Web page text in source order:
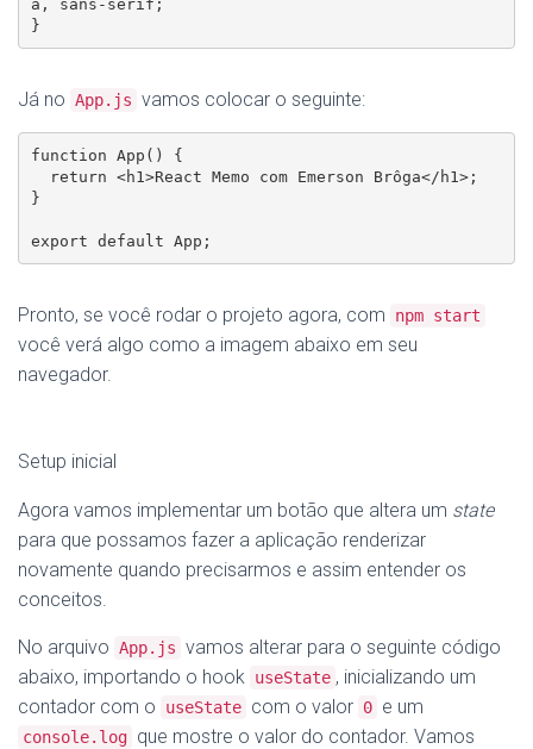
a, sans-serif;
}
Já no App.js vamos colocar o seguinte:
function App() {
}
export default App;
Pronto, se você rodar o projeto agora, com npm start
você verá algo como a imagem abaixo em seu
navegador.
Setup inicial
Agora vamos implementar um botão que altera um state
para que possamos fazer a aplicação renderizar
novamente quando precisarmos e assim entender os
conceitos.
No arquivo App.js vamos alterar para o seguinte código
abaixo, importando o hook useState , inicializando um
contador com o
useState com o valor 0 e um
console.log que mostre o valor do contador. Vamos